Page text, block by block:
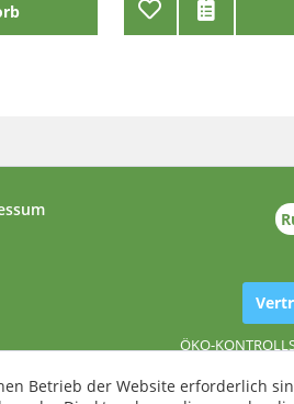
ÖKO-
Betrieb der Website erforderlich